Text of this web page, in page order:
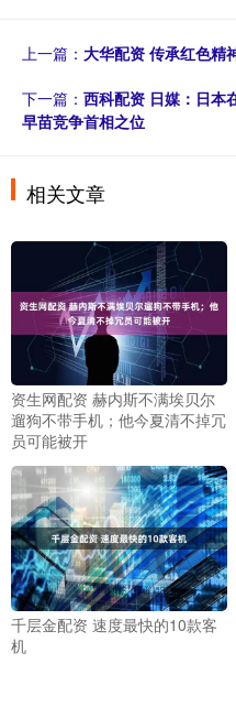
上一篇： 大华配资 传承红色精
下一篇： 西科配资 日媒：日本
早苗竞争首相之位
相关文章
资生网配资 赫内斯不满埃贝尔
遛狗不带手机；他今夏清不掉冗
员可能被开
千层金配资 速度最快的10款客
机